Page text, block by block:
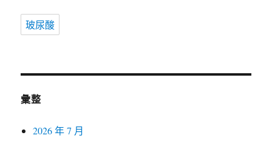
玻尿酸
彙整
2026 年 7 月